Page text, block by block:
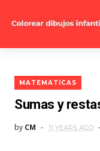
MATEMATICAS
Sumas y
by CM 11 YEARS AGO